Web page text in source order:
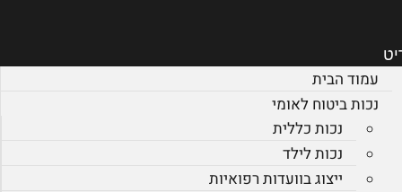
עמוד הבית
נכות ביטוח לאומי
נכות כללית
נכות לילד
ייצוג בוועדות רפואיות